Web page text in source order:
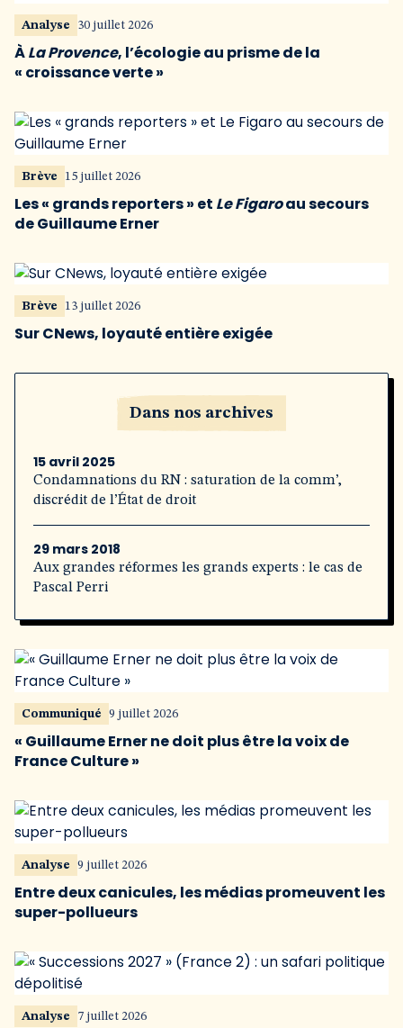
Analyse 30 juillet 2026
ÀLa Provence, l’écologie au prisme de la
« croissance verte »
Brève 15 juillet 2026
Les « grands reporters » et Le Figaroau secours
de Guillaume Erner
Brève 13 juillet 2026
Sur CNews, loyauté entière exigée
Dans nos archives
15 avril 2025
Condamnations du RN : saturation de la comm’,
discrédit de l’État de droit
29 mars 2018
Aux grandes réformes les grands experts : le cas de
Pascal Perri
Communiqué 9 juillet 2026
« Guillaume Erner ne doit plus être la voix de
France Culture »
Analyse 9 juillet 2026
Entre deux canicules, les médias promeuvent les
super-pollueurs
Analyse 7 juillet 2026